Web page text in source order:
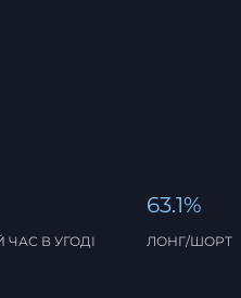
ЧАС В УГОДІ
63.1%
ЛОНГ/ШОРТ